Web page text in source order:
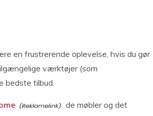
en frustrerende oplevelse, hvis du gør
værktøjer (som
bedste tilbud.
de møbler og det